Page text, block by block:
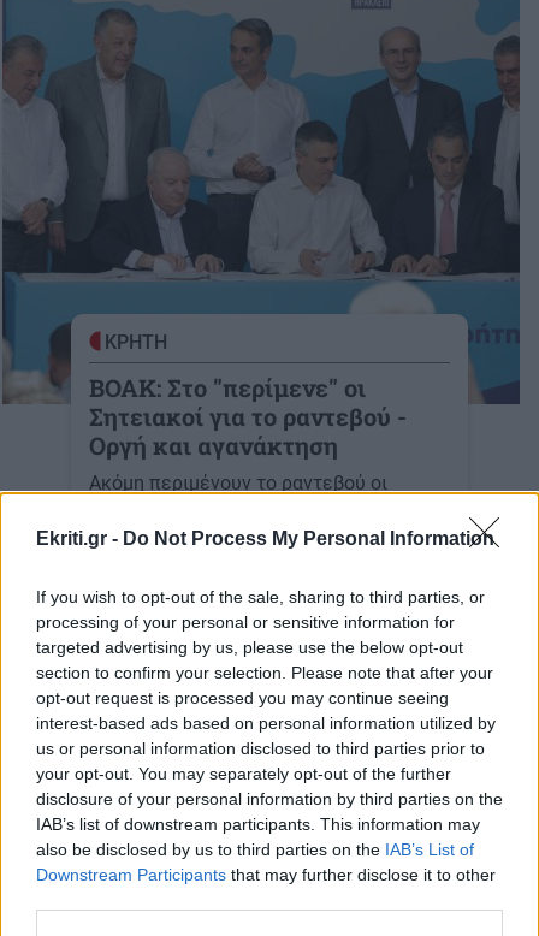
Ekriti.gr - Do Not Process My Personal Information
If you wish to opt-out of the sale, sharing to third parties, or
processing of your personal or sensitive information for
targeted advertising by us, please use the below opt-out
section to confirm your selection. Please note that after your
opt-out request is processed you may continue seeing
interest-based ads based on personal information utilized by
us or personal information disclosed to third parties prior to
your opt-out. You may separately opt-out of the further
disclosure of your personal information by third parties on the
IAB’s list of downstream participants. This information may
also be disclosed by us to third parties on the IAB’s List of
Downstream Participants that may further disclose it to other
ΚΡΗΤΗ
ΒΟΑΚ: Στο "περίμενε" οι
Σητειακοί για το ραντεβού -
Οργή και αγανάκτηση
Ακόμη περιμένουν το ραντεβού οι
ΑΥΤΟΔΙΟΙΚΗΣΗ
Σητεία: Δύο σημαντικές
χρηματοδοτήσεις για τις
αθλητικές εγκαταστάσεις
του Δήμου
17:26 | 03/06/2025